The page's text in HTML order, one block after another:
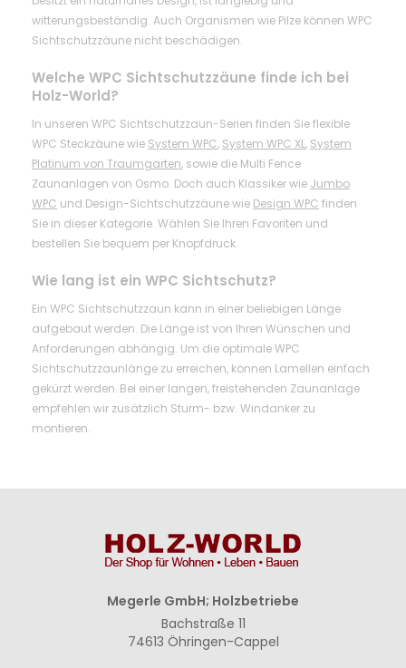
witterungsbeständig. Auch Organismen wie Pilze können WPC
Sichtschutzzäune nicht beschädigen.
Welche WPC Sichtschutzzäune finde ich bei
Holz-World?
In unseren WPC Sichtschutzzaun-Serien finden Sie flexible
WPC Steckzäune wie System WPC, System WPC XL, System
Platinum von Traumgarten, sowie die Multi Fence
Zaunanlagen von Osmo. Doch auch Klassiker wie Jumbo
WPC und Design-Sichtschutzzäune wie Design WPC finden
Sie in dieser Kategorie. Wählen Sie Ihren Favoriten und
bestellen Sie bequem per Knopfdruck.
Wie lang ist ein WPC Sichtschutz?
Ein WPC Sichtschutzzaun kann in einer beliebigen Länge
aufgebaut werden. Die Länge ist von Ihren Wünschen und
Anforderungen abhängig. Um die optimale WPC
Sichtschutzzaunlänge zu erreichen, können Lamellen einfach
gekürzt werden. Bei einer langen, freistehenden Zaunanlage
empfehlen wir zusätzlich Sturm- bzw. Windanker zu
montieren.
Megerle GmbH; Holzbetriebe
Bachstraße 11
74613 Öhringen-Cappel